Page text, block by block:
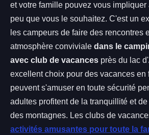
et votre famille pouvez vous impliquer
peu que vous le souhaitez. C'est un
les campeurs de faire des rencontres
atmosphère conviviale dans le
avec club de vacances près du lac
excellent choix pour des vacances en
peuvent s'amuser en toute sécurité
adultes profitent de la tranquillité et
des montagnes. Les clubs de
activités amusantes pour toute la